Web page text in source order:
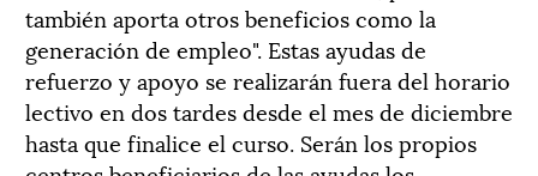
también aporta otros beneficios como la
generación de empleo". Estas ayudas de
refuerzo y apoyo se realizarán fuera del horario
lectivo en dos tardes desde el mes de diciembre
hasta que finalice el curso. Serán los propios